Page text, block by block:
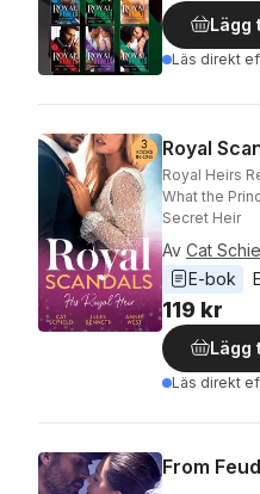
Lägg
Läs direkt
Royal
Royal Heirs
What the
Secret Heir
Av Cat
E-bok
119 kr
Lägg
Läs direkt
From